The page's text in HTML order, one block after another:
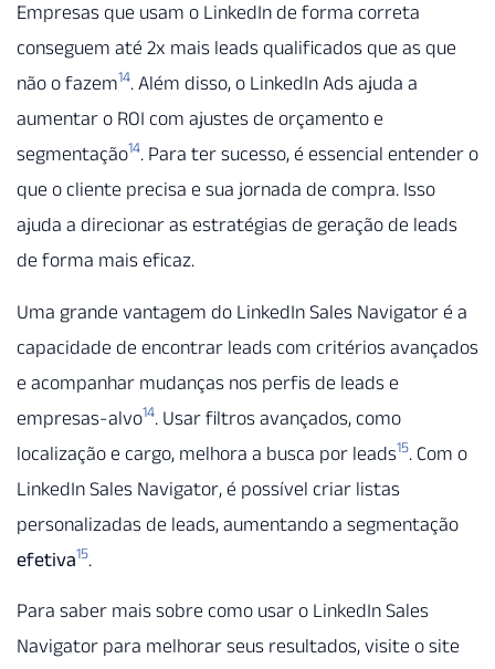
Empresas que usam o LinkedIn de forma correta
conseguem até 2x mais leads qualificados que as que
não o fazem14. Além disso, o LinkedIn Ads ajuda a
aumentar o ROI com ajustes de orçamento e
segmentação14. Para ter sucesso, é essencial entender o
que o cliente precisa e sua jornada de compra. Isso
ajuda a direcionar as estratégias de geração de leads
de forma mais eficaz.
Uma grande vantagem do LinkedIn Sales Navigator é a
capacidade de encontrar leads com critérios avançados
e acompanhar mudanças nos perfis de leads e
empresas-alvo14. Usar filtros avançados, como
localização e cargo, melhora a busca por leads15. Com o
LinkedIn Sales Navigator, é possível criar listas
personalizadas de leads, aumentando a segmentação
efetiva15.
Para saber mais sobre como usar o LinkedIn Sales
Navigator para melhorar seus resultados, visite o site